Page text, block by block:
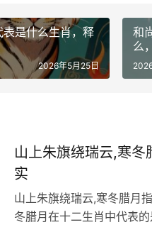
是什么生肖，释
2026年5月25日
和
么
山上朱旗绕瑞云,寒
实
山上朱旗绕瑞云,寒冬腊月
冬腊月在十二生肖中代表的